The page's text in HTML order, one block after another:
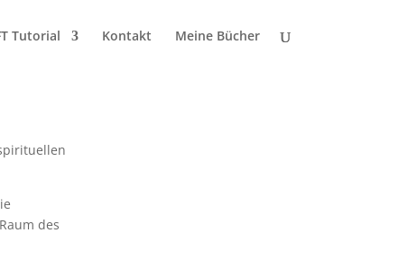
Tutorial Kontakt Meine Bücher
des